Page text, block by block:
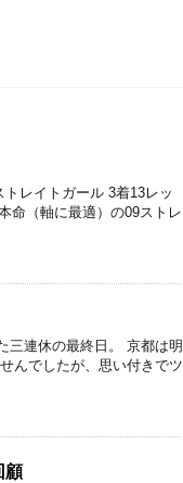
レイトガール 3着13レッ
命（軸に最適）の09ストレ
三連休の最終日。 京都は明
んでしたが、思い付きでツ
顧